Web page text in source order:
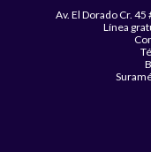
Av. El Dorado Cr.
Línea